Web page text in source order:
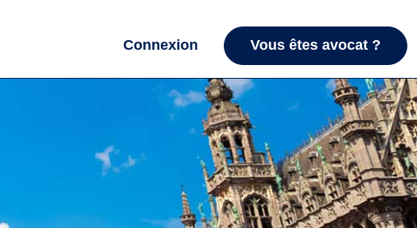
Connexion Vous êtes avocat ?